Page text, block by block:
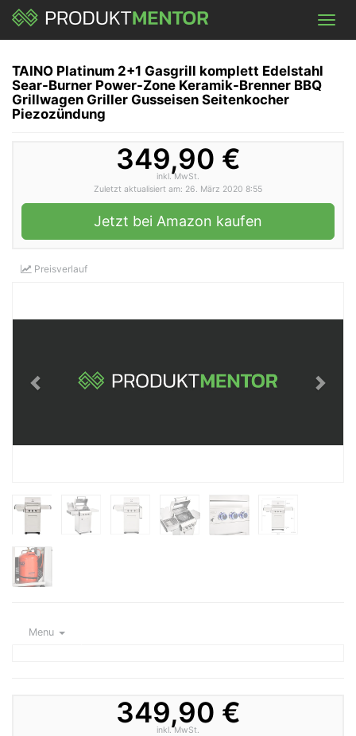
Skip
main
TAINO Platinum 2+1 Gasgrill komplett Edelstahl
Sear-Burner Power-Zone Keramik-Brenner BBQ
Grillwagen Griller Gusseisen Seitenkocher
Piezozündung
349,90 €
inkl. MwSt.
Zuletzt aktualisiert am: 26. März 2020 8:55
Jetzt bei Amazon kaufen
Preisverlauf
Menu
349,90 €
inkl. MwSt.